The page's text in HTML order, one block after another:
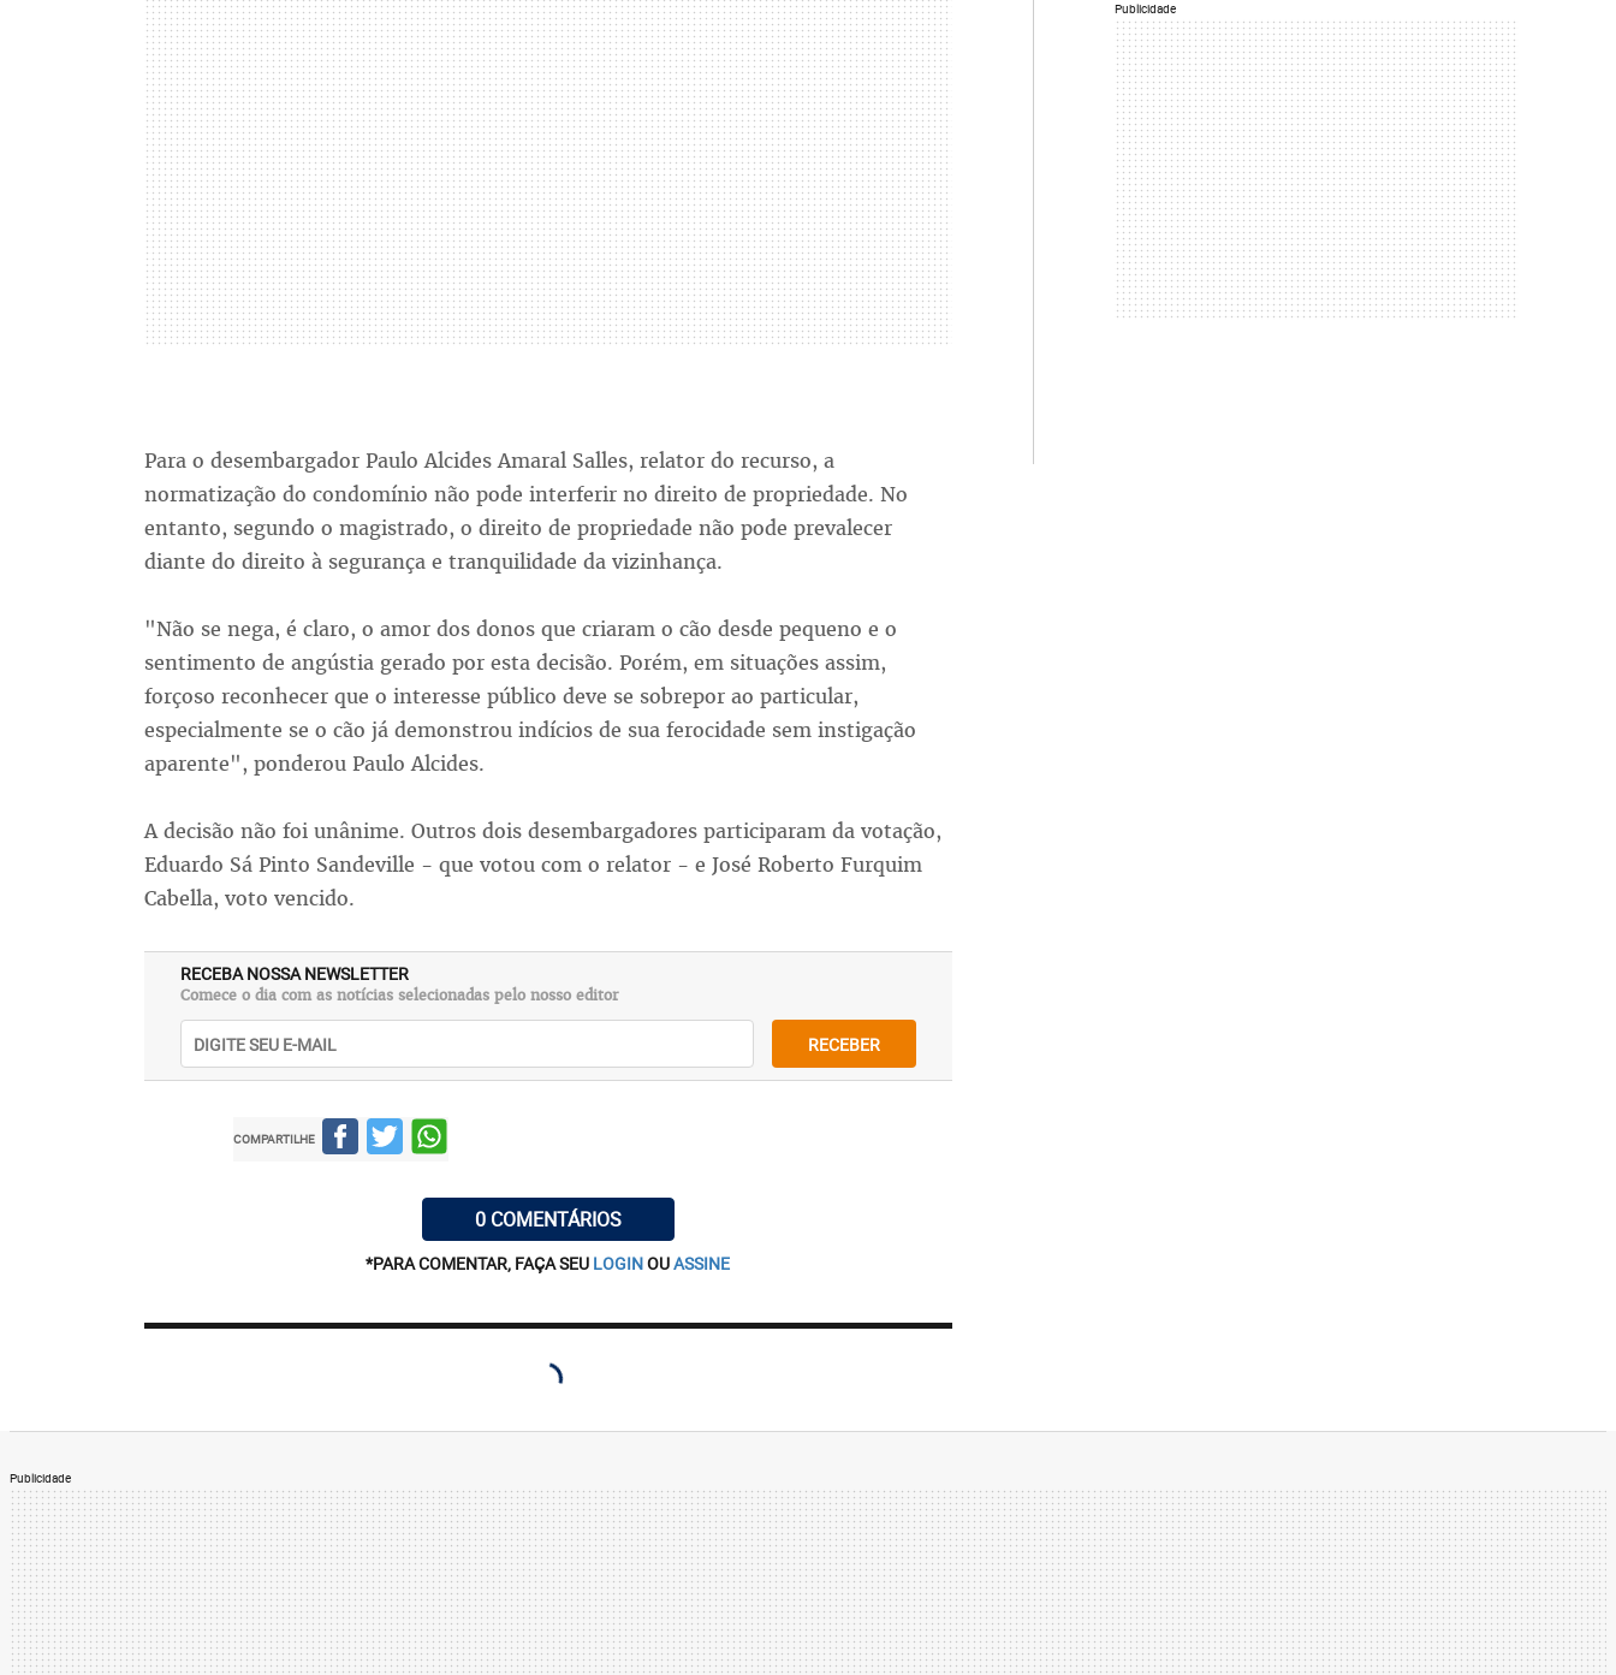
Para o desembargador Paulo Alcides Amaral Salles, relator do recurso, a
normatização do condomínio não pode interferir no direito de propriedade. No
entanto, segundo o magistrado, o direito de propriedade não pode prevalecer
diante do direito à segurança e tranquilidade da vizinhança.
"Não se nega, é claro, o amor dos donos que criaram o cão desde pequeno e o
sentimento de angústia gerado por esta decisão. Porém, em situações assim,
forçoso reconhecer que o interesse público deve se sobrepor ao particular,
especialmente se o cão já demonstrou indícios de sua ferocidade sem instigação
aparente", ponderou Paulo Alcides.
A decisão não foi unânime. Outros dois desembargadores participaram da votação,
Eduardo Sá Pinto Sandeville - que votou com o relator - e José Roberto Furquim
Cabella, voto vencido.
RECEBA NOSSA NEWSLETTER
Comece o dia com as notícias selecionadas pelo nosso editor
RECEBER
COMPARTILHE
0 COMENTÁRIOS
*PARA COMENTAR, FAÇA SEU LOGINOUASSINE
Publicidade
Publicidade